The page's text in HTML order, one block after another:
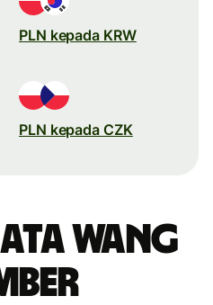
PLN kepada KRW
PLN kepada CZK
wang